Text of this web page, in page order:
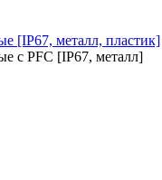
[IP67, металл, пластик]
с PFC [IP67, металл]